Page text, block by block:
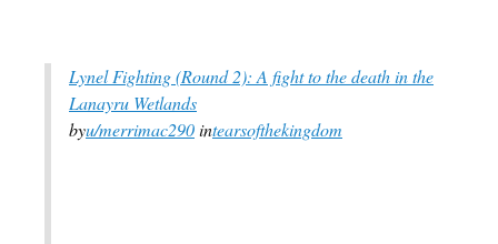
Lynel Fighting (Round 2): A fight to the death in the
Lanayru Wetlands
byu/merrimac290intearsofthekingdom